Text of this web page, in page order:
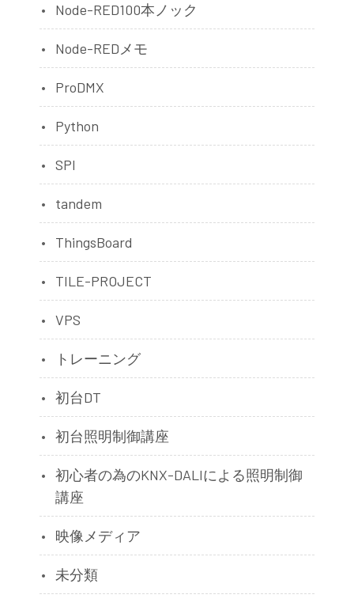
Node-RED100本ノック
Node-REDメモ
ProDMX
Python
SPI
tandem
ThingsBoard
TILE-PROJECT
VPS
トレーニング
初台DT
初台照明制御講座
初心者の為のKNX-DALIによる照明制御
講座
映像メディア
未分類